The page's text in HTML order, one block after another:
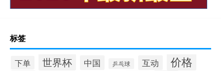
标签
下单 世界杯 中国 乒乓球 互动 价格